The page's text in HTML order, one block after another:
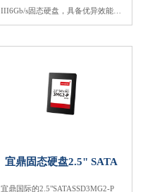
III6Gb/s固态硬盘，具备优异效能，
尤以随机数据传输率最为出色，稳
定性极佳，因此是嵌入式系统、工
想解决方案。3TS6-P2.5吋SSD不仅
具有无与伦比的优异效能，亦采用
独家专业技术设计，确保传输数据
宜鼎固态硬盘2.5" SATA
宜鼎国际的2.5"SATASSD3MG2-P